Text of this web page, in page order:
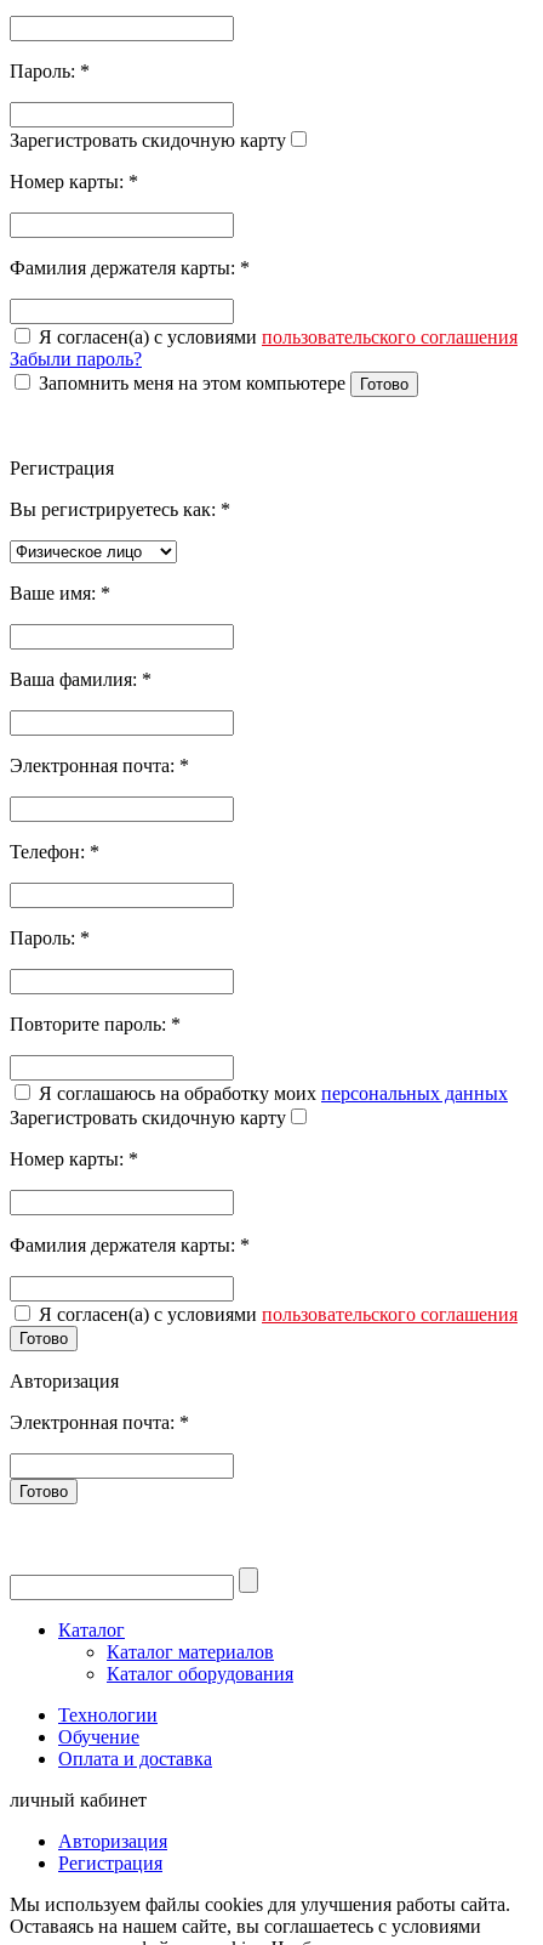
Пароль: *
Зарегистровать скидочную карту
Номер карты: *
Фамилия держателя карты: *
Я согласен(а) с условиями пользовательского соглашения
Забыли пароль?
Запомнить меня на этом компьютере
Готово
Регистрация
Вы регистрируетесь как: *
Ваше имя: *
Ваша фамилия: *
Электронная почта: *
Телефон: *
Пароль: *
Повторите пароль: *
Я соглашаюсь на обработку моих персональных данных
Зарегистровать скидочную карту
Номер карты: *
Фамилия держателя карты: *
Я согласен(а) с условиями пользовательского соглашения
Готово
Авторизация
Электронная почта: *
Готово
Каталог
Каталог материалов
Каталог оборудования
Технологии
Обучение
Оплата и доставка
личный кабинет
Авторизация
Регистрация
Мы используем файлы cookies для улучшения работы сайта.
Оставаясь на нашем сайте, вы соглашаетесь с условиями